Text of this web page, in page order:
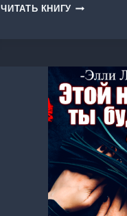
ЧИТАТЬ КНИГУ ИГРУШКА